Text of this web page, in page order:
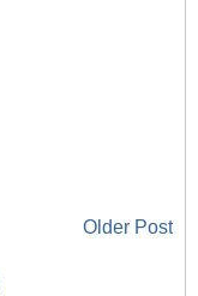
Older Post